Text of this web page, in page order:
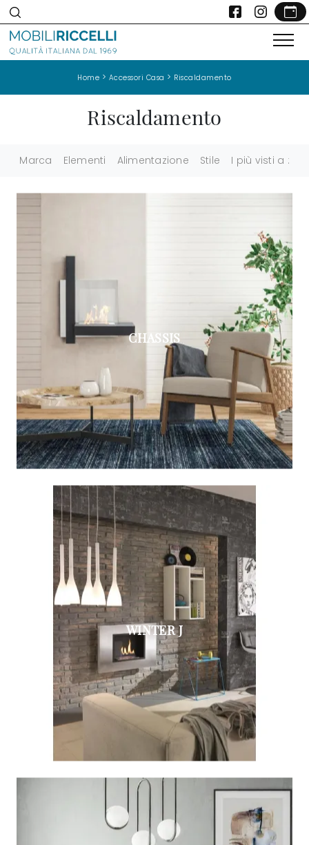
Home > Accessori Casa > Riscaldamento
Riscaldamento
Marca Elementi Alimentazione Stile I più visti a :
CHASSIS
WINTER J